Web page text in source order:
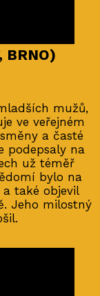
BRNO)
mužů,
ve veřejném
a časté
podepsaly na
už téměř
bylo na
také objevil
Jeho milostný